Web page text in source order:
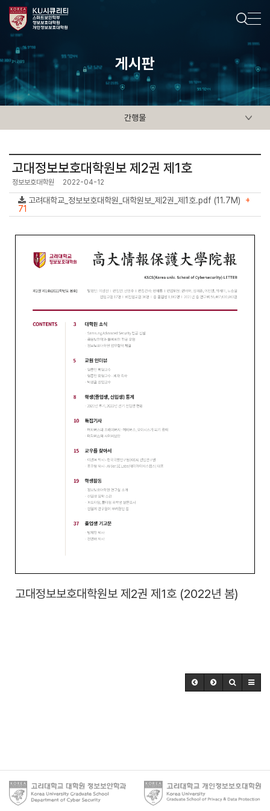
게시판
간행물
고대정보보호대학원보 제2권 제1호
정보보호대학원 2022-04-12
고려대학교_정보보호대학원_대학원보_제2권_제1호.pdf (11.7M) +
71
고대정보보호대학원보 제2권 제1호 (2022년 봄)